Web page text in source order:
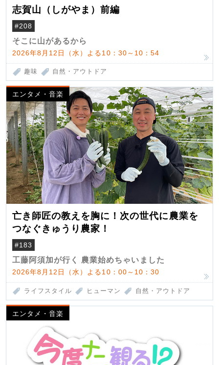
志賀山（しがやま）前編
#208
そこに山があるから
2026年8月12日（水）よる10：30～10：54
趣味 自然・アウトドア
エンタメ・音楽
亡き師匠の教えを胸に！次の世代に農業を
つなぐきゅうり農家！
#183
工藤阿須加が行く 農業始めちゃいました
2026年8月12日（水）よる10：00～10：30
ライフスタイル ヒューマン 自然・アウトドア
エンタメ・音楽